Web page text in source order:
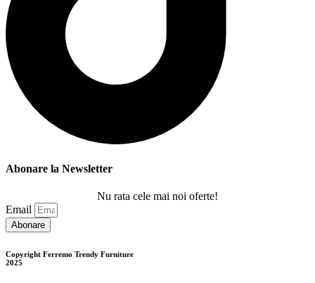
Abonare la Newsletter
Nu rata cele mai noi oferte!
Email
Abonare
Copyright Ferremo Trendy Furniture
2025